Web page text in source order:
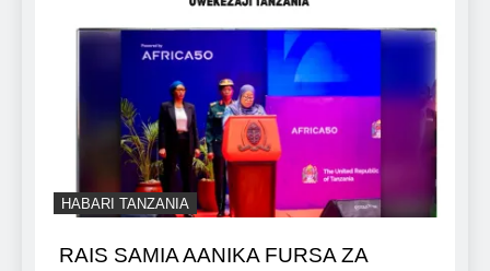
HABARI TANZANIA
RAIS SAMIA AANIKA FURSA ZA